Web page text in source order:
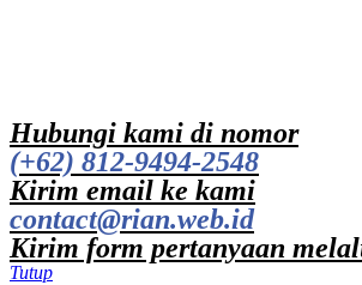
Hubungi kami di nomor
(+62) 812-9494-2548
Kirim email ke kami
contact@rian.web.id
Kirim form pertanyaan
Tutup